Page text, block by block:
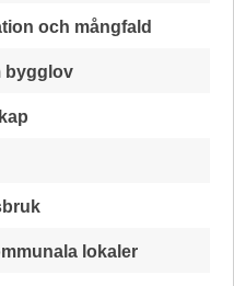
och mångfald
bygglov
lokaler